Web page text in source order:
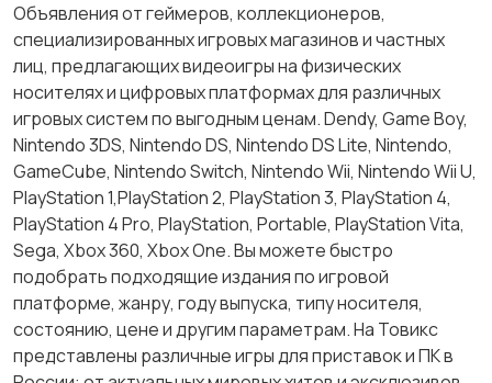
Объявления от геймеров, коллекционеров,
специализированных игровых магазинов и частных
лиц, предлагающих видеоигры на физических
носителях и цифровых платформах для различных
игровых систем по выгодным ценам. Dendy, Game Boy,
Nintendo 3DS, Nintendo DS, Nintendo DS Lite, Nintendo,
GameCube, Nintendo Switch, Nintendo Wii, Nintendo Wii U,
PlayStation 1,PlayStation 2, PlayStation 3, PlayStation 4,
PlayStation 4 Pro, PlayStation, Portable, PlayStation Vita,
Sega, Xbox 360, Xbox One. Вы можете быстро
подобрать подходящие издания по игровой
платформе, жанру, году выпуска, типу носителя,
состоянию, цене и другим параметрам. На Товикс
представлены различные игры для приставок и ПК в